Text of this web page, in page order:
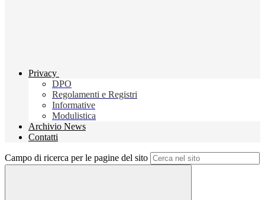
Privacy
DPO
Regolamenti e Registri
Informative
Modulistica
Archivio News
Contatti
Campo di ricerca per le pagine del sito